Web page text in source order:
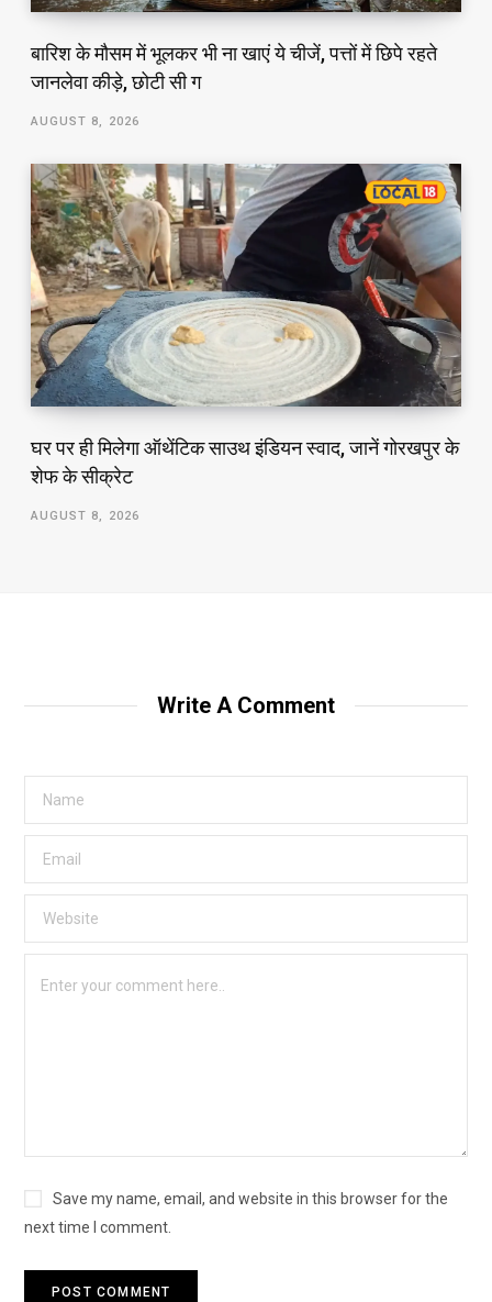
बारिश के मौसम में भूलकर भी ना खाएं ये चीजें, पत्तों में छिपे रहते
जानलेवा कीड़े, छोटी सी ग
AUGUST 8, 2026
घर पर ही मिलेगा ऑथेंटिक साउथ इंडियन स्वाद, जानें गोरखपुर के
शेफ के सीक्रेट
AUGUST 8, 2026
Write A Comment
Save my name, email, and website in this browser for the
next time I comment.